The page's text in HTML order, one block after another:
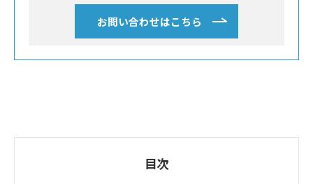
お問い合わせはこちら
目次